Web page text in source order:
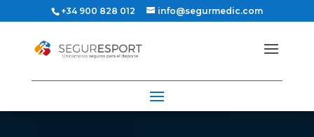
+34 900 828 012 info@segurmedic.com